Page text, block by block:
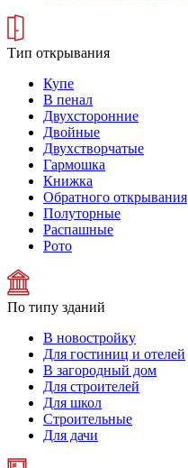
Тип открывания
Купе
В пенал
Двухсторонние
Двойные
Двухстворчатые
Гармошка
Книжка
Обратного открывания
Полуторные
Распашные
Рото
По типу зданий
В новостройку
Для гостиниц и отелей
В загородный дом
Для строителей
Для школ
Строительные
Для дачи